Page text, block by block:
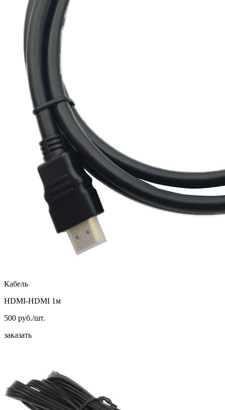
Кабель
HDMI-HDMI 1м
500 руб./шт.
заказать